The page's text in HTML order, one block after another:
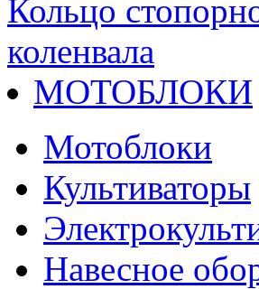
Кольцо
коленвала
МОТОБЛОКИ
Мотоблоки
Культиваторы
Навесное